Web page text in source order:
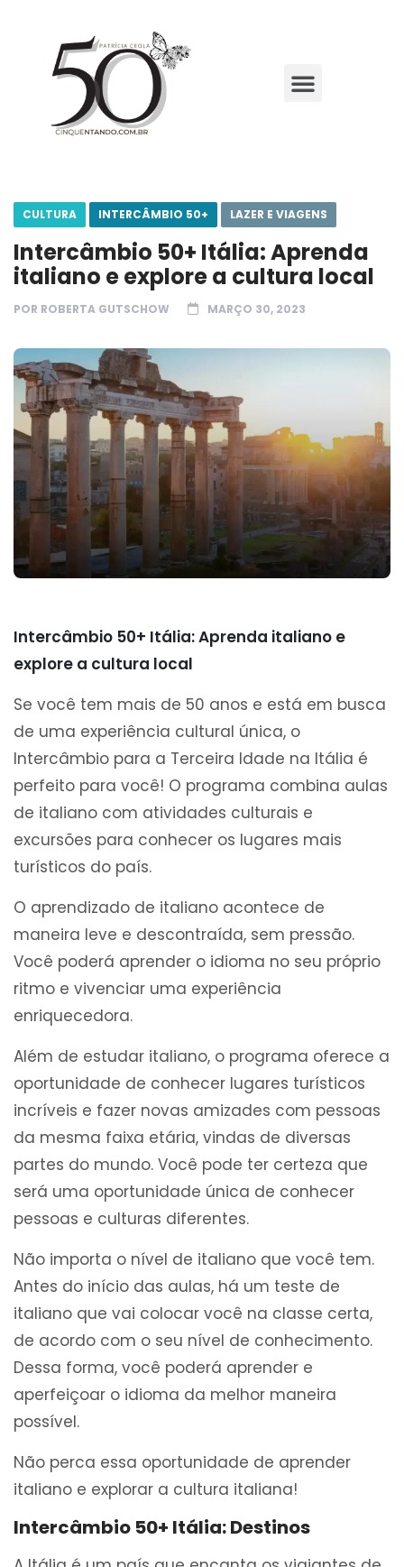
CULTURA INTERCÂMBIO 50+ LAZER E VIAGENS
Intercâmbio 50+ Itália: Aprenda
italiano e explore a cultura local
POR ROBERTA GUTSCHOW MARÇO 30, 2023
Intercâmbio 50+ Itália: Aprenda italiano e
explore a cultura local
Se você tem mais de 50 anos e está em busca
de uma experiência cultural única, o
Intercâmbio para a Terceira Idade na Itália é
perfeito para você! O programa combina aulas
de italiano com atividades culturais e
excursões para conhecer os lugares mais
turísticos do país.
O aprendizado de italiano acontece de
maneira leve e descontraída, sem pressão.
Você poderá aprender o idioma no seu próprio
ritmo e vivenciar uma experiência
enriquecedora.
Além de estudar italiano, o programa oferece a
oportunidade de conhecer lugares turísticos
incríveis e fazer novas amizades com pessoas
da mesma faixa etária, vindas de diversas
partes do mundo. Você pode ter certeza que
será uma oportunidade única de conhecer
pessoas e culturas diferentes.
Não importa o nível de italiano que você tem.
Antes do início das aulas, há um teste de
italiano que vai colocar você na classe certa,
de acordo com o seu nível de conhecimento.
Dessa forma, você poderá aprender e
aperfeiçoar o idioma da melhor maneira
possível.
Não perca essa oportunidade de aprender
italiano e explorar a cultura italiana!
Intercâmbio 50+ Itália: Destinos